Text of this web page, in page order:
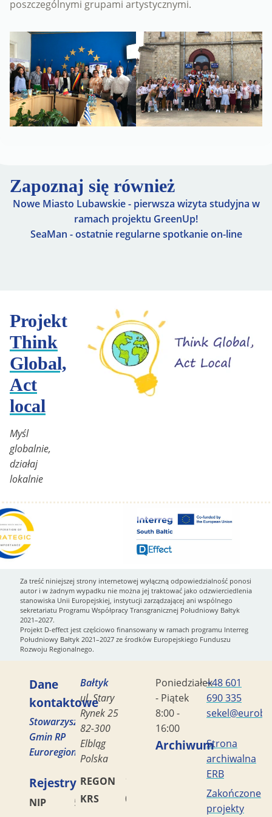
poszczególnymi grupami artystycznymi.
Zapoznaj się również
Nowe Miasto Lubawskie - pierwsza wizyta studyjna w
ramach projektu GreenUp!
SeaMan - ostatnie regularne spotkanie on-line
Projekt
Think
Global,
Act
local
Myśl
globalnie,
działaj
lokalnie
Za treść niniejszej strony internetowej wyłączną odpowiedzialność ponosi
autor i w żadnym wypadku nie można jej traktować jako odzwierciedlenia
stanowiska Unii Europejskiej, instytucji zarządzającej ani wspólnego
sekretariatu Programu Współpracy Transgranicznej Południowy Bałtyk
2021–2027.
Projekt D-effect jest częściowo finansowany w ramach programu Interreg
Południowy Bałtyk 2021–2027 ze środków Europejskiego Funduszu
Rozwoju Regionalnego.
Dane
kontaktowe
Stowarzyszenie
Gmin RP
Euroregion
Bałtyk
ul. Stary
Rynek 25
82-300
Elbląg
Polska
Rejestry
NIP 5782449856
REGON
170419477
KRS
0000042453
Poniedziałek
- Piątek
8:00 -
16:00
+48 601
690 335
ArchiwumStrona
archiwalna
ERB
Zakończone
projekty